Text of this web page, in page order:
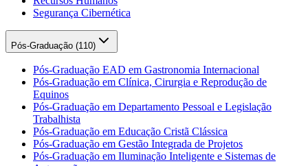
Segurança Cibernética
Pós-Graduação (110)
Pós-Graduação EAD em Gastronomia Internacional
Pós-Graduação em Clínica, Cirurgia e Reprodução de
Equinos
Pós-Graduação em Departamento Pessoal e Legislação
Trabalhista
Pós-Graduação em Educação Cristã Clássica
Pós-Graduação em Gestão Integrada de Projetos
Pós-Graduação em Iluminação Inteligente e Sistemas de